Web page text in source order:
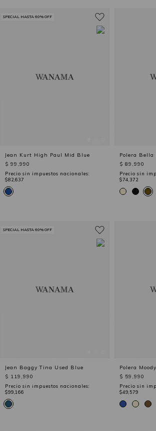
Jean Kurt High Paul Mid Blue
$ 99,990
Precio sin impuestos nacionales:
$82,637
SPECIAL HASTA 60% OFF
Polera Bella
$ 89,990
Precio sin
$74,372
Jean Baggy Tina Used Blue
$ 119,990
Precio sin impuestos nacionales:
$99,166
SPECIAL HASTA 60% OFF
Polera
$ 59,990
Precio sin
$49,579